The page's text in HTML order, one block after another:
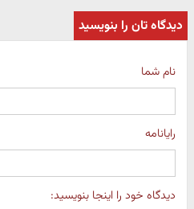
دیدگاه تان را بنویسید
نام شما
رایانامه
دیدگاه خود را اینجا بنویسید: